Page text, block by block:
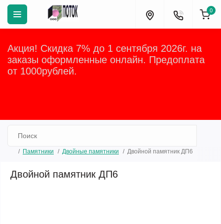
Акция! Скидка 7% до 1 сентября 2026г. на
заказы оформленные онлайн. Предоплата
от 1000рублей.
0
Памятники Двойные памятники Двойной памятник ДП6
Двойной памятник ДП6